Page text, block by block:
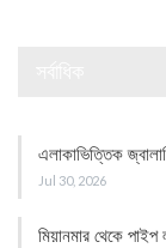
এলাকাভিত্তিক
Jul 30, 2026
মিয়ানমার থেকে